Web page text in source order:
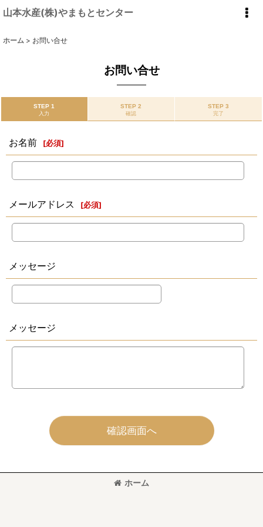
山本水産(株)やまもとセンター
ホーム > お問い合せ
お問い合せ
STEP 1
入力
STEP 2
確認
STEP 3
完了
お名前 [必須]
メールアドレス [必須]
メッセージ
メッセージ
確認画面へ
ホーム